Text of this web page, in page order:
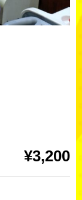
¥3,200